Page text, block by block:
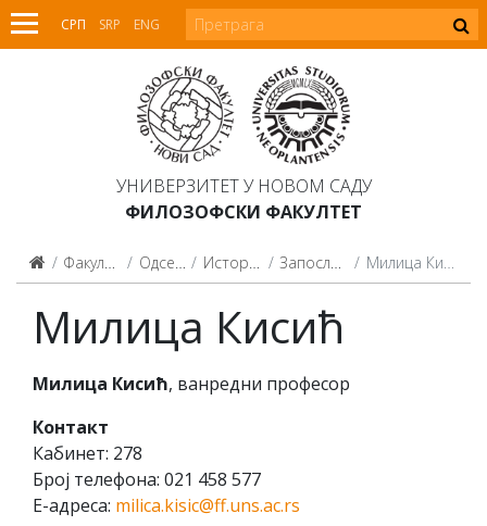
СРП SRP ENG
УНИВЕРЗИТЕТ У НОВОМ САДУ
ФИЛОЗОФСКИ ФАКУЛТЕТ
Факултет Одсеци Историја Запослени Милица Кисић
Милица Кисић
Милица Кисић, ванредни професор
Контакт
Кабинет: 278
Број телефона: 021 458 577
Е-адреса: milica.kisic@ff.uns.ac.rs